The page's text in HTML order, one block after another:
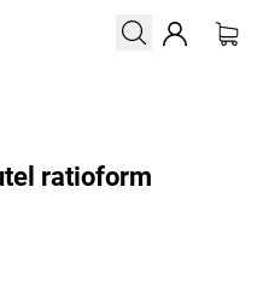
ratioform